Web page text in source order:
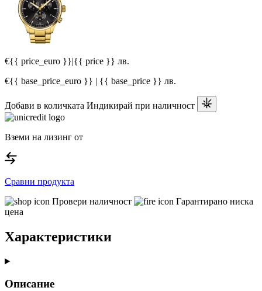
€{{ price_euro }}|{{ price }} лв.
€{{ base_price_euro }} | {{ base_price }} лв.
Добави в количката Индикирай при наличност
Вземи на лизинг от
Сравни продукта
Провери наличност
Гарантирано ниска
цена
Характеристики
Описание